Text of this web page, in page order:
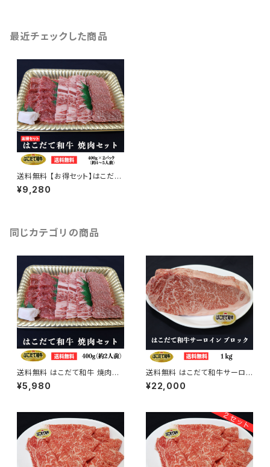
最近チェックした商品
送料無料 【お得セット】はこだて
和牛 焼肉セット 400g × 2パッ
ク（約4～5人前）
¥9,280
同じカテゴリの商品
送料無料 はこだて和牛 焼肉セ
ット 400g（約2人前）
¥5,980
送料無料 はこだて和牛サーロイ
ン ブロック 1kg
¥22,000